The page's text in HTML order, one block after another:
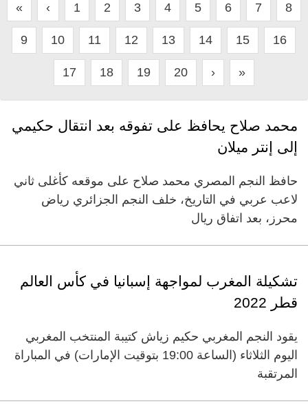
« ‹ 1 2 3 4 5 6 7 8
9 10 11 12 13 14 15 16
17 18 19 20 › »
محمد صلاح يحافظ على تفوقه بعد انتقال حكيمي
إلى إنتر ميلان
حافظ النجم المصري محمد صلاح على موقعه كأغلى ثاني
لاعب عربي في التاريخ، خلف النجم الجزائري رياض
محرز، بعد اتفاق ريال
تشكيلة المغرب لمواجهة إسبانيا في كأس العالم
قطر 2022
يقود النجم المغربي حكيم زياش كتيبة المنتخب المغربي
اليوم الثلاثاء (الساعة 19:00 بتوقيت الإمارات) في المباراة
المرتقبة